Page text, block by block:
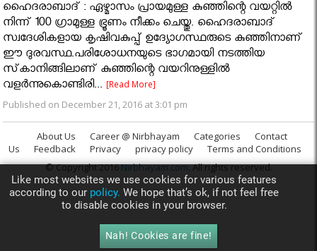
ഹൈദരാബാദ് : ഏഴ്മാസം പ്രായമുള്ള കുഞ്ഞിന്റെ വയറ്റില്‍
നിന്ന് 100 ഗ്രാമുള്ള ഭ്രൂണം നീക്കം ചെയ്തു. ഹൈദരാബാദ്
സ്വദേശികളായ കൃഷിവകുപ്പ് ഉദ്യോഗസ്ഥരുടെ കുഞ്ഞിനാണ്
ഈ ദുരവസ്ഥ.പരിശോധനയുടെ ഭാഗമായി നടത്തിയ
സ്‌കാനിങ്ങിലാണ് കുഞ്ഞിന്റെ വയറിനുള്ളില്‍
വളര്‍ന്നുകൊണ്ടിരി...[Read More]
Published on December 21, 2016 at 3:01 pm
About Us Career @ Nirbhayam Categories
Contact
Us
Feedback Privacy privacy policy
Terms and Conditions
© Copyright 2016Nirbhayam.com. All rights reserved.
Like most websites we use cookies for various features
according to our policy. We hope that’s ok, if not feel free
to disable cookies in your browser.
Nah! Cookies are fine!